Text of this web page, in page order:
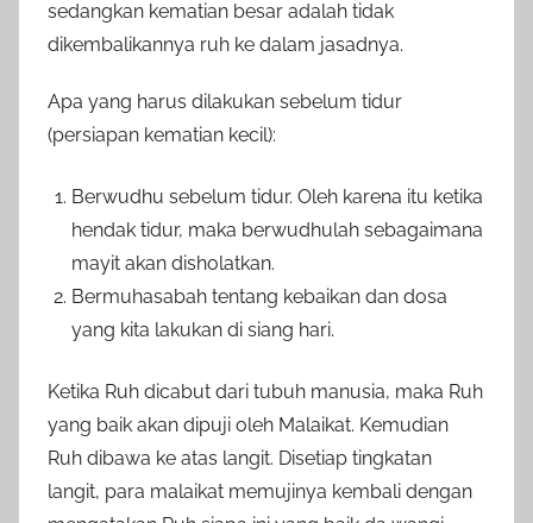
sedangkan kematian besar adalah tidak
dikembalikannya ruh ke dalam jasadnya.
Apa yang harus dilakukan sebelum tidur
(persiapan kematian kecil):
Berwudhu sebelum tidur. Oleh karena itu ketika
hendak tidur, maka berwudhulah sebagaimana
mayit akan disholatkan.
Bermuhasabah tentang kebaikan dan dosa
yang kita lakukan di siang hari.
Ketika Ruh dicabut dari tubuh manusia, maka Ruh
yang baik akan dipuji oleh Malaikat. Kemudian
Ruh dibawa ke atas langit. Disetiap tingkatan
langit, para malaikat memujinya kembali dengan